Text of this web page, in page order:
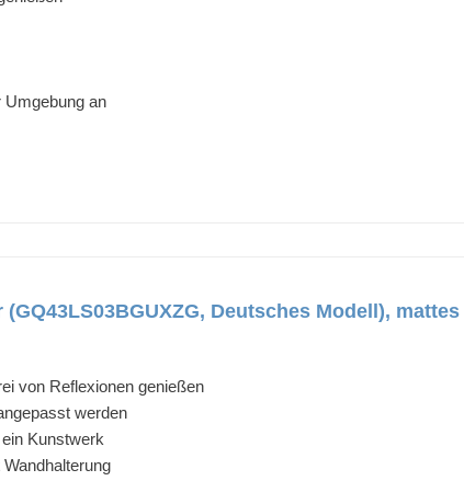
Umgebung an
Deutsches Modell),
von Reflexionen genießen
werden
Kunstwerk